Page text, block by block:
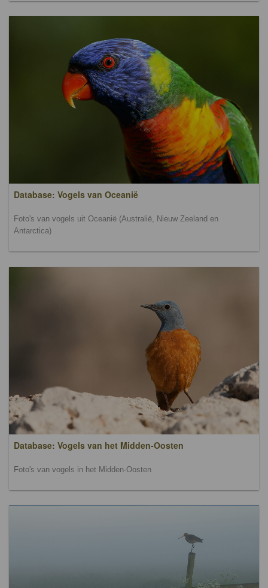
Database: Vogels van Oceanië
Foto's van vogels uit Oceanië (Australië, Nieuw Zeeland en
Antarctica)
Database: Vogels van het Midden-Oosten
Foto's van vogels in het Midden-Oosten